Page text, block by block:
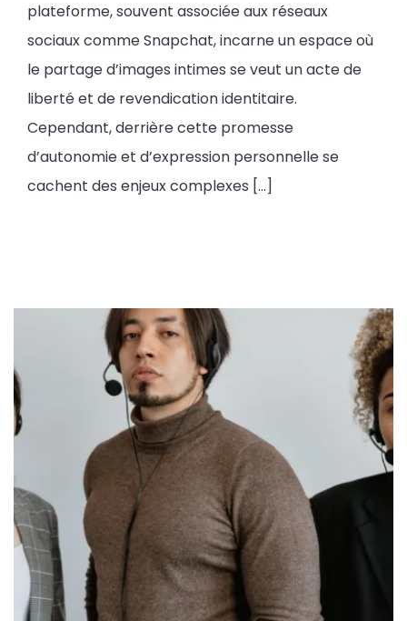
plateforme, souvent associée aux réseaux
sociaux comme Snapchat, incarne un espace où
le partage d’images intimes se veut un acte de
liberté et de revendication identitaire.
Cependant, derrière cette promesse
d’autonomie et d’expression personnelle se
cachent des enjeux complexes […]